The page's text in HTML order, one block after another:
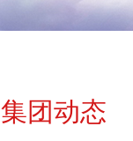
集团动态